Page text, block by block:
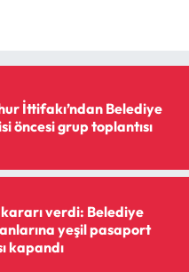
İttifakı’ndan Belediye
öncesi grup toplantısı
verdi: Belediye
yeşil pasaport
kapandı